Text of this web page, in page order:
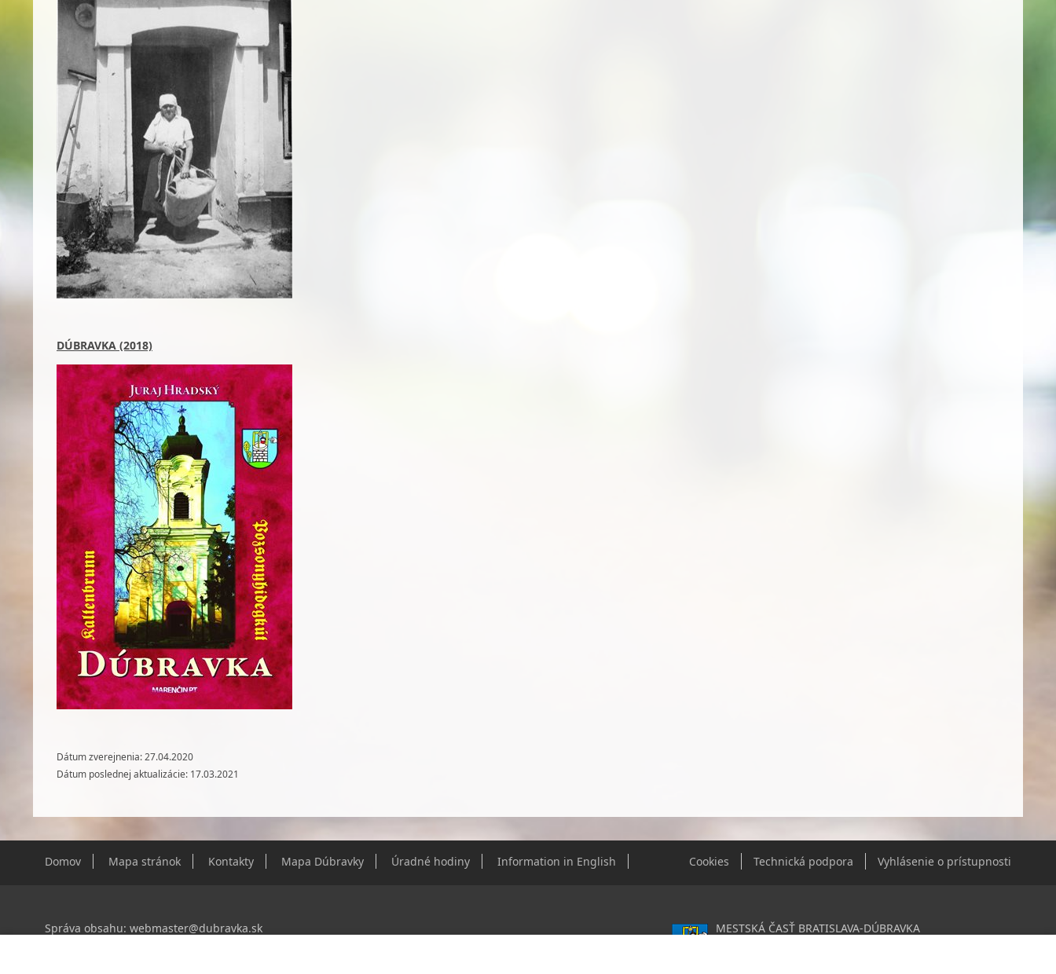
DÚBRAVKA (2018)
Dátum zverejnenia: 27.04.2020
Dátum poslednej aktualizácie: 17.03.2021
Domov Mapa stránok Kontakty Mapa Dúbravky Úradné hodiny Vyhlásenie o prístupnosti
Technická podpora
Cookies
Information in English
Správa obsahu: webmaster@dubravka.sk
MESTSKÁ ČASŤ BRATISLAVA-DÚBRAVKA